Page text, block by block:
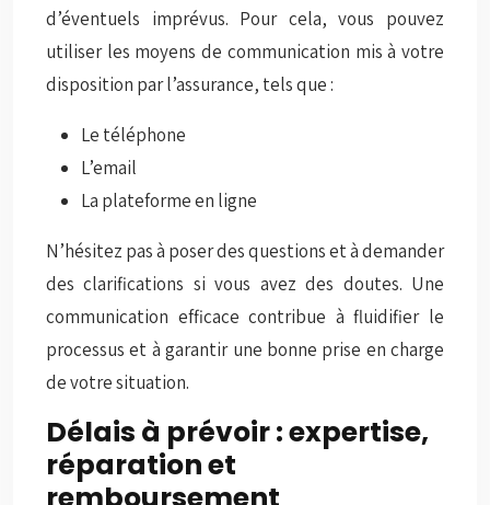
d’éventuels imprévus. Pour cela, vous pouvez
utiliser les moyens de communication mis à votre
disposition par l’assurance, tels que :
Le téléphone
L’email
La plateforme en ligne
N’hésitez pas à poser des questions et à demander
des clarifications si vous avez des doutes. Une
communication efficace contribue à fluidifier le
processus et à garantir une bonne prise en charge
de votre situation.
Délais à prévoir : expertise,
réparation et